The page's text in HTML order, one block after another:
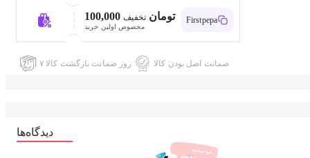
100,000 تومان تخفیف
مخصوص اولین خرید
Firstpepa
۷ روز ضمانت بازگشت کالا ضمانت اصل بودن کالا
دیدگاه‌ها